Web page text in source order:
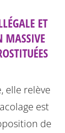
ET
MASSIVE
elle relève
est
de